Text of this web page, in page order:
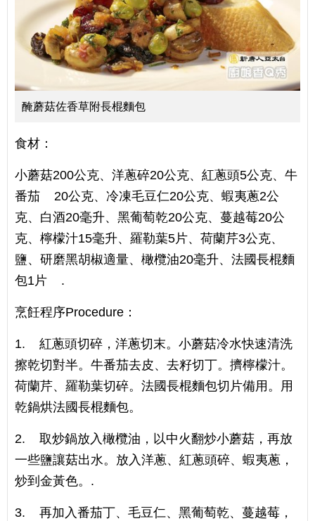
醃蘑菇佐香草附長棍麵包
食材：
小蘑菇200公克、洋蔥碎20公克、紅蔥頭5公克、牛
番茄 20公克、冷凍毛豆仁20公克、蝦夷蔥2公
克、白酒20毫升、黑葡萄乾20公克、蔓越莓20公
克、檸檬汁15毫升、羅勒葉5片、荷蘭芹3公克、
鹽、研磨黑胡椒適量、橄欖油20毫升、法國長棍麵
包1片 .
烹飪程序Procedure：
1. 紅蔥頭切碎，洋蔥切末。小蘑菇冷水快速清洗
擦乾切對半。牛番茄去皮、去籽切丁。擠檸檬汁。
荷蘭芹、羅勒葉切碎。法國長棍麵包切片備用。用
乾鍋烘法國長棍麵包。
2. 取炒鍋放入橄欖油，以中火翻炒小蘑菇，再放
一些鹽讓菇出水。放入洋蔥、紅蔥頭碎、蝦夷蔥，
炒到金黃色。.
3. 再加入番茄丁、毛豆仁、黑葡萄乾、蔓越莓，